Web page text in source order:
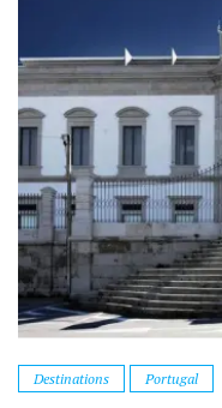
Destinations Portugal